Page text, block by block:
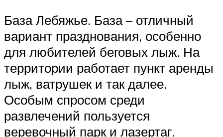
База Лебяжье. База – отличный
вариант празднования, особенно
для любителей беговых лыж. На
территории работает пункт аренды
лыж, ватрушек и так далее.
Особым спросом среди
развлечений пользуется
веревочный парк и лазертаг.